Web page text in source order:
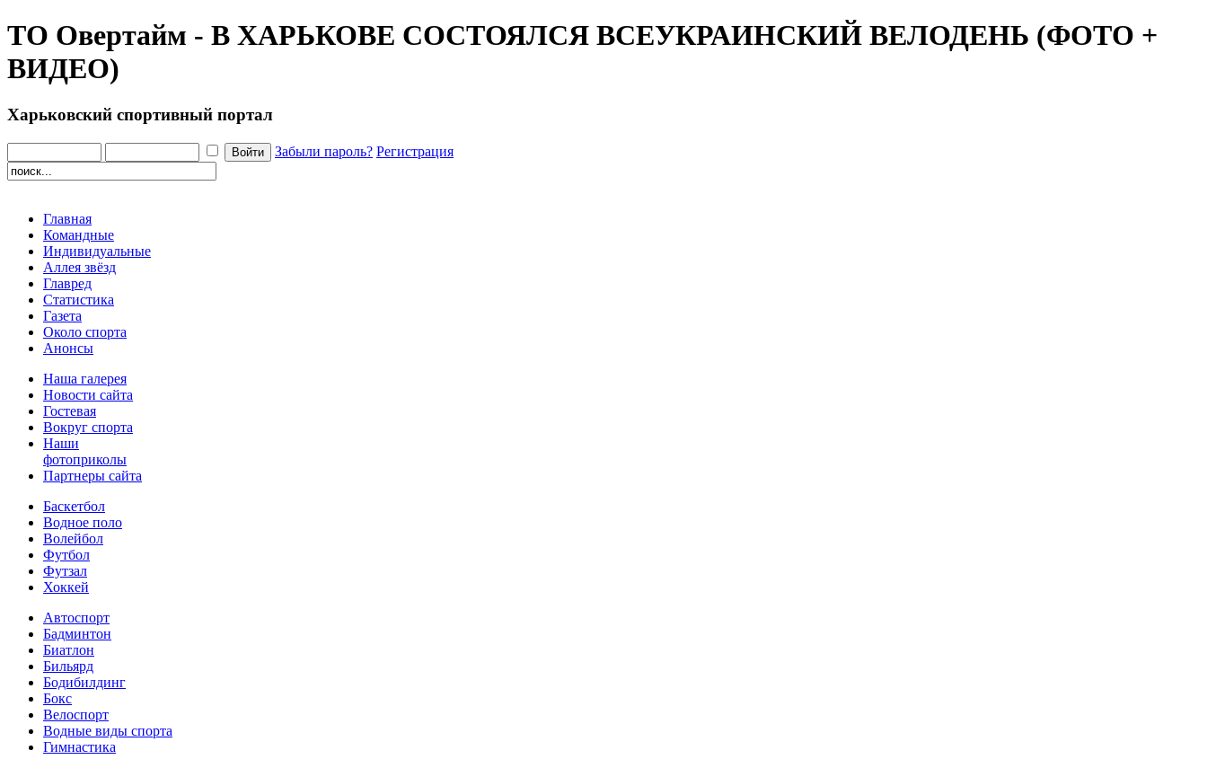
ТО Овертайм - В ХАРЬКОВЕ СОСТОЯЛСЯ ВСЕУКРАИНСКИЙ ВЕЛОДЕНЬ (ФОТО +
ВИДЕО)
Харьковский спортивный портал
Забыли пароль? Регистрация
Главная
Командные
Индивидуальные
Аллея звёзд
Главред
Статистика
Газета
Около спорта
Анонсы
Наша галерея
Новости сайта
Гостевая
Вокруг спорта
Наши
фотоприколы
Партнеры сайта
Баскетбол
Водное поло
Волейбол
Футбол
Футзал
Хоккей
Автоспорт
Бадминтон
Биатлон
Бильярд
Бодибилдинг
Бокс
Велоспорт
Водные виды спорта
Гимнастика